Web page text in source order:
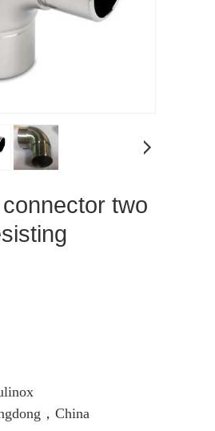
two
，China